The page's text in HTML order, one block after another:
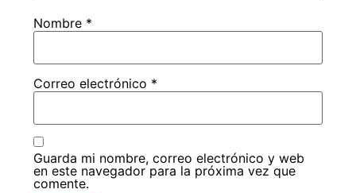
Nombre *
Correo electrónico *
Guarda mi nombre, correo electrónico y web
en este navegador para la próxima vez que
comente.